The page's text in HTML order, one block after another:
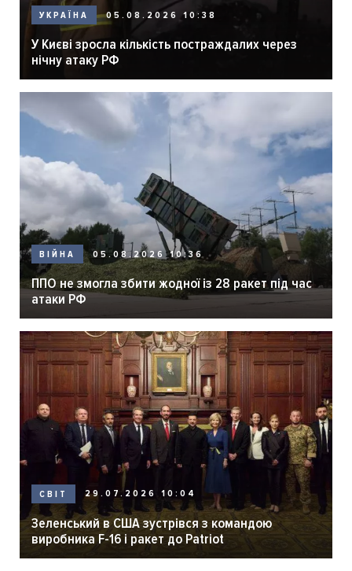
УКРАЇНА 05.08.2026 10:38
У Києві зросла кількість постраждалих через
нічну атаку РФ
ВІЙНА 05.08.2026 10:36
ППО не змогла збити жодної із 28 ракет під час
атаки РФ
СВІТ 29.07.2026 10:04
Зеленський в США зустрівся з командою
виробника F-16 і ракет до Patriot